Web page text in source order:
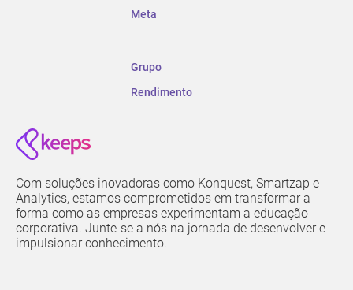
Meta
Grupo
Rendimento
Com soluções inovadoras como Konquest, Smartzap e
Analytics, estamos comprometidos em transformar a
forma como as empresas experimentam a educação
corporativa. Junte-se a nós na jornada de desenvolver e
impulsionar conhecimento.